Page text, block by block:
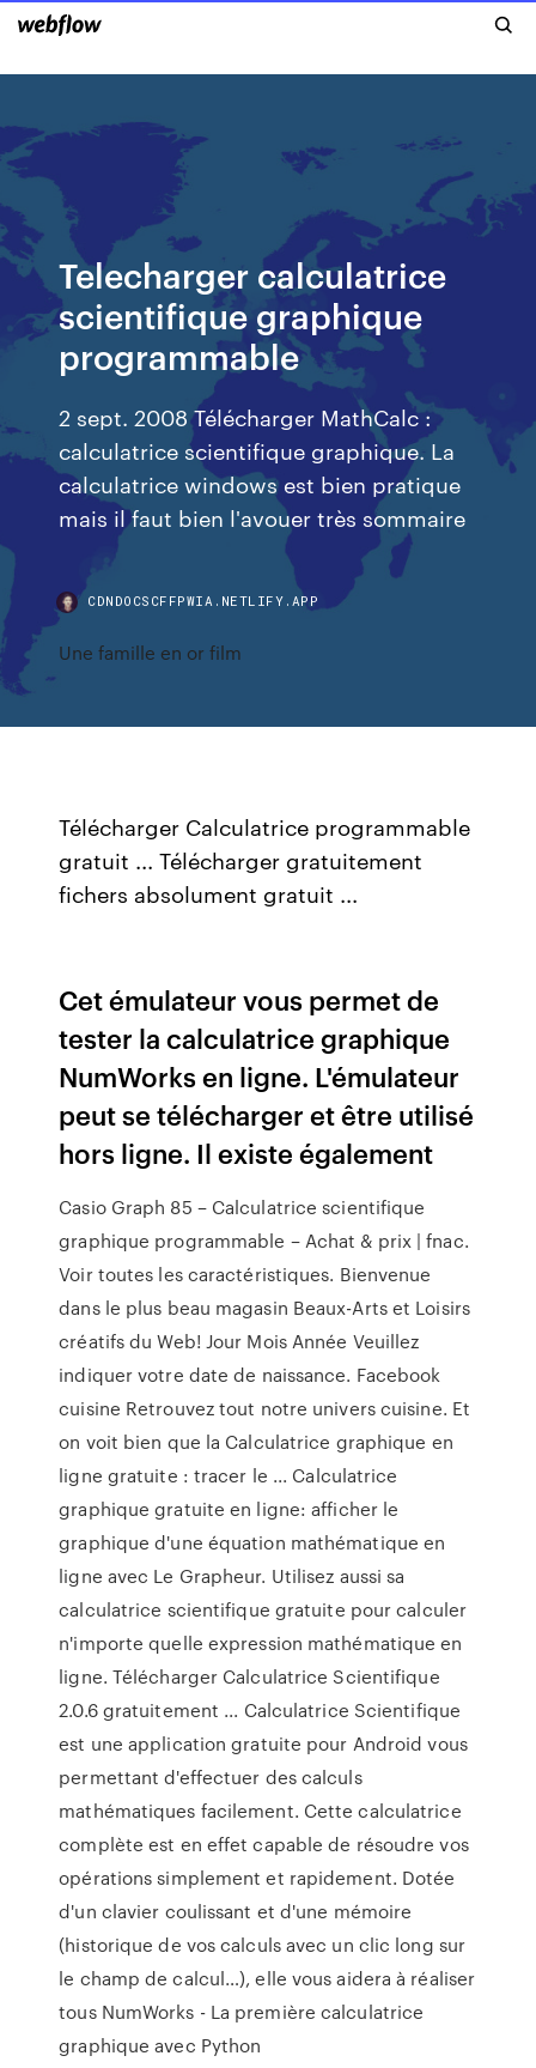
Telecharger calculatrice
scientifique graphique
programmable
2 sept. 2008 Télécharger MathCalc :
calculatrice scientifique graphique. La
calculatrice windows est bien pratique
mais il faut bien l'avouer très sommaire
CDNDOCSCFFPWIA.NETLIFY.APP
Une famille en or film
Télécharger Calculatrice programmable
gratuit ... Télécharger gratuitement
fichers absolument gratuit ...
Cet émulateur vous permet de
tester la calculatrice graphique
NumWorks en ligne. L'émulateur
peut se télécharger et être utilisé
hors ligne. Il existe également
Casio Graph 85 – Calculatrice scientifique
graphique programmable – Achat & prix | fnac.
Voir toutes les caractéristiques. Bienvenue
dans le plus beau magasin Beaux-Arts et Loisirs
créatifs du Web! Jour Mois Année Veuillez
indiquer votre date de naissance. Facebook
cuisine Retrouvez tout notre univers cuisine. Et
on voit bien que la Calculatrice graphique en
ligne gratuite : tracer le ... Calculatrice
graphique gratuite en ligne: afficher le
graphique d'une équation mathématique en
ligne avec Le Grapheur. Utilisez aussi sa
calculatrice scientifique gratuite pour calculer
n'importe quelle expression mathématique en
ligne. Télécharger Calculatrice Scientifique
2.0.6 gratuitement ... Calculatrice Scientifique
est une application gratuite pour Android vous
permettant d'effectuer des calculs
mathématiques facilement. Cette calculatrice
complète est en effet capable de résoudre vos
opérations simplement et rapidement. Dotée
d'un clavier coulissant et d'une mémoire
(historique de vos calculs avec un clic long sur
le champ de calcul…), elle vous aidera à réaliser
tous NumWorks - La première calculatrice
graphique avec Python